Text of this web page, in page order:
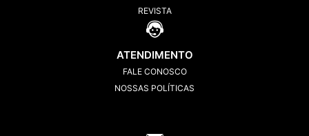
REVISTA
ATENDIMENTO
FALE CONOSCO
NOSSAS POLÍTICAS